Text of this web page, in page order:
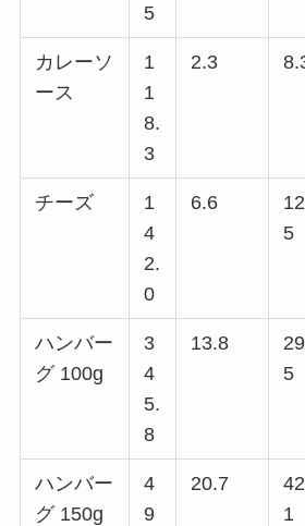
5
カレーソ
ース
1
1
8.
3
2.3
チーズ
1
4
2.
0
6.6
5
ハンバー
グ 100g
3
4
5.
8
13.8
5
ハンバー
グ 150g
4
9
20.7
1